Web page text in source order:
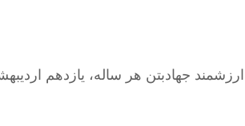
جهادبتن هر ساله، یازدهم